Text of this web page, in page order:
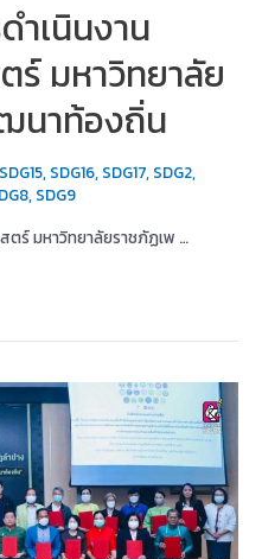
ำเนินงาน
ร์ มหาวิทยาลัย
นาท้องถิ่น
SDG15, SDG16, SDG17, SDG2,
, SDG9
ตร์ มหาวิทยาลัยราชภัฏเพ …